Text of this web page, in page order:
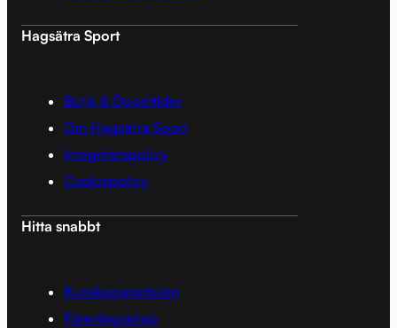
Hagsätra Sport
Butik & Öppettider
Om Hagsätra Sport
Integritetspolicy
Cookiepolicy
Hitta snabbt
Kunskapsportalen
Föreningsshop